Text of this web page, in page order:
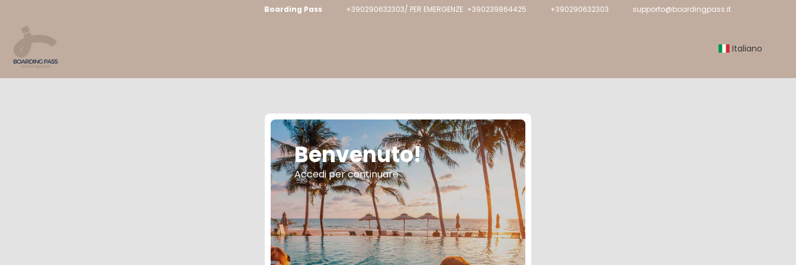
Boarding Pass +390290632303/ PER EMERGENZE: +390239864425 +390290632303 supporto@boardingpass.it
Italiano
Benvenuto!
Accedi per continuare